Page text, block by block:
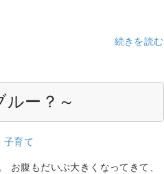
続きを読む
ー？～
子育て
お腹もだいぶ大きくなってきて、